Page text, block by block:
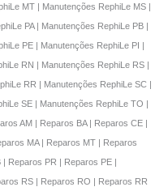
MT | Manutenções RephiLe MS |
PA | Manutenções RephiLe PB |
PE | Manutenções RephiLe PI |
RN | Manutenções RephiLe RS |
RR | Manutenções RephiLe SC |
SE | Manutenções RephiLe TO |
AM | Reparos BA | Reparos CE |
MA | Reparos MT | Reparos
Reparos PR | Reparos PE |
RS | Reparos RO | Reparos RR